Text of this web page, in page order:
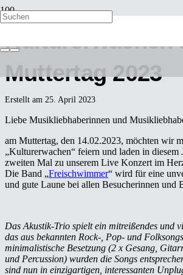
Kulturerwachen
Muttertag 2023
Erstellt am 25. April 2023
Liebe Musikliebhaberinnen und
am Muttertag, den 14.02.2023, möchten wir
„Kulturerwachen“ feiern und laden in diesem
zweiten Mal zu unserem Live Konzert im
Die Band „Freischwimmer“ wird für eine
und gute Laune bei allen Besucherinnen und
Das Akustik-Trio spielt ein mitreißendes und
das aus bekannten Rock-, Pop- und
minimalistische Besetzung (2 x Gesang,
und Percussion) wurden die Songs
sind nun in einzigartigen, interessanten